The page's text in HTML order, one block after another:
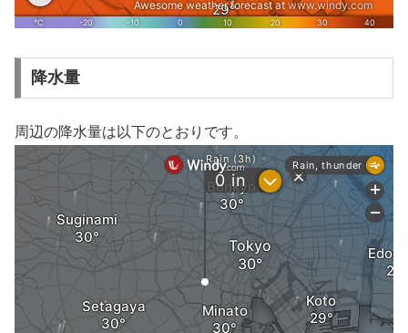
降水量
周辺の降水量は以下のとおりです。